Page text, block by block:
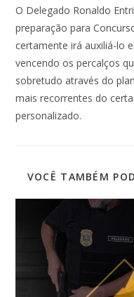
O Delegado Ronaldo
preparação para
certamente irá auxiliá-lo
vencendo os percalços
sobretudo através do
mais recorrentes do
personalizado.
VOCÊ TAMBÉM